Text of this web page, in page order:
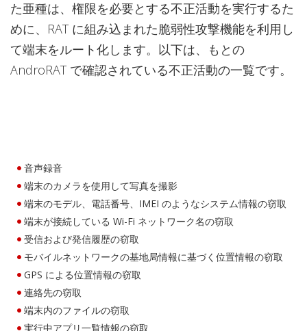
た亜種は、権限を必要とする不正活動を実行するた
めに、RAT に組み込まれた脆弱性攻撃機能を利用し
て端末をルート化します。以下は、もとの
AndroRAT で確認されている不正活動の一覧です。
音声録音
端末のカメラを使用して写真を撮影
端末のモデル、電話番号、IMEI のようなシステム情報の窃取
端末が接続している Wi-Fi ネットワーク名の窃取
受信および発信履歴の窃取
モバイルネットワークの基地局情報に基づく位置情報の窃取
GPS による位置情報の窃取
連絡先の窃取
端末内のファイルの窃取
実行中アプリ一覧情報の窃取